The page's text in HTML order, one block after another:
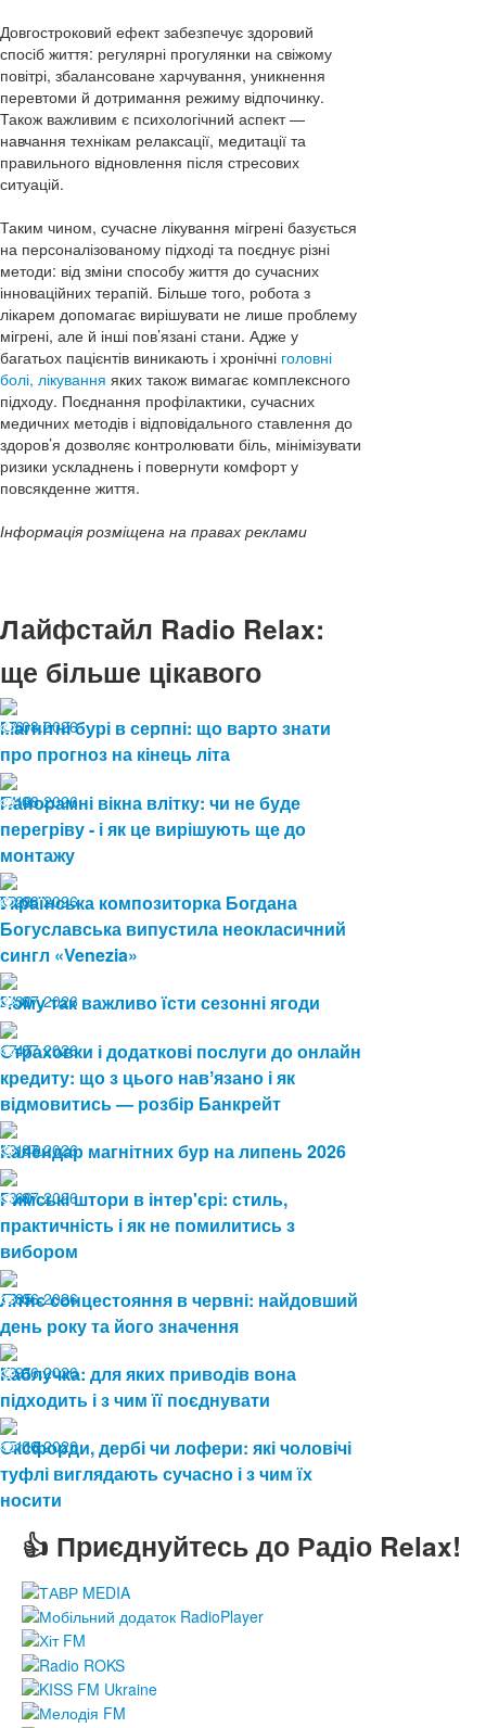
Довгостроковий ефект забезпечує здоровий
спосіб життя: регулярні прогулянки на свіжому
повітрі, збалансоване харчування, уникнення
перевтоми й дотримання режиму відпочинку.
Також важливим є психологічний аспект —
навчання технікам релаксації, медитації та
правильного відновлення після стресових
ситуацій.
Таким чином, сучасне лікування мігрені базується
на персоналізованому підході та поєднує різні
методи: від зміни способу життя до сучасних
інноваційних терапій. Більше того, робота з
лікарем допомагає вирішувати не лише проблему
мігрені, але й інші пов’язані стани. Адже у
багатьох пацієнтів виникають і хронічні головні
болі, лікування яких також вимагає комплексного
підходу. Поєднання профілактики, сучасних
медичних методів і відповідального ставлення до
здоров’я дозволяє контролювати біль, мінімізувати
ризики ускладнень і повернути комфорт у
повсякденне життя.
Інформація розміщена на правах реклами
Лайфстайл Radio Relax:
ще більше цікавого
07.08.2026
6
Магнітні бурі в серпні: що варто знати
про прогноз на кінець літа
04.08.2026
13
Панорамні вікна влітку: чи не буде
перегріву - і як це вирішують ще до
монтажу
03.08.2026
29
Українська композиторка Богдана
Богуславська випустила неокласичний
сингл «Venezia»
24.07.2026
30
Чому так важливо їсти сезонні ягоди
17.07.2026
47
Страховки і додаткові послуги до онлайн
кредиту: що з цього навʼязано і як
відмовитись — розбір Банкрейт
13.07.2026
149
Календар магнітних бур на липень 2026
08.07.2026
60
Римські штори в інтер'єрі: стиль,
практичність і як не помилитись з
вибором
19.06.2026
85
Літнє сонцестояння в червні: найдовший
день року та його значення
19.06.2026
91
Каблучка: для яких приводів вона
підходить і з чим її поєднувати
15.06.2026
116
Оксфорди, дербі чи лофери: які чоловічі
туфлі виглядають сучасно і з чим їх
носити
👍 Приєднуйтесь до Радіо Relax!